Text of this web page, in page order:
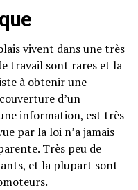
vivent dans une très
travail sont rares et la
à obtenir une
d’un
information, est très
par la loi n’a jamais
Très peu de
et la plupart sont